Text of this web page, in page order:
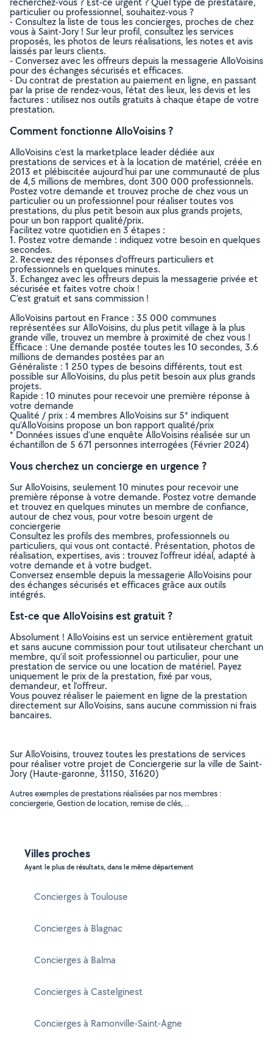
particulier ou professionnel, souhaitez-vous ?
- Consultez la liste de tous les concierges, proches de chez
vous à Saint-Jory ! Sur leur profil, consultez les services
proposés, les photos de leurs réalisations, les notes et avis
laissés par leurs clients.
- Conversez avec les offreurs depuis la messagerie AlloVoisins
pour des échanges sécurisés et efficaces.
- Du contrat de prestation au paiement en ligne, en passant
par la prise de rendez-vous, l’état des lieux, les devis et les
factures : utilisez nos outils gratuits à chaque étape de votre
prestation.
Comment fonctionne AlloVoisins ?
AlloVoisins c’est la marketplace leader dédiée aux
prestations de services et à la location de matériel, créée en
2013 et plébiscitée aujourd’hui par une communauté de plus
de 4,5 millions de membres, dont 300 000 professionnels.
Postez votre demande et trouvez proche de chez vous un
particulier ou un professionnel pour réaliser toutes vos
prestations, du plus petit besoin aux plus grands projets,
pour un bon rapport qualité/prix.
Facilitez votre quotidien en 3 étapes :
1. Postez votre demande : indiquez votre besoin en quelques
secondes.
2. Recevez des réponses d’offreurs particuliers et
professionnels en quelques minutes.
3. Echangez avec les offreurs depuis la messagerie privée et
sécurisée et faites votre choix !
C’est gratuit et sans commission !
AlloVoisins partout en France : 35 000 communes
représentées sur AlloVoisins, du plus petit village à la plus
grande ville, trouvez un membre à proximité de chez vous !
Efficace : Une demande postée toutes les 10 secondes, 3.6
millions de demandes postées par an
Généraliste : 1 250 types de besoins différents, tout est
possible sur AlloVoisins, du plus petit besoin aux plus grands
projets.
Rapide : 10 minutes pour recevoir une première réponse à
votre demande
Qualité / prix : 4 membres AlloVoisins sur 5* indiquent
qu’AlloVoisins propose un bon rapport qualité/prix
* Données issues d’une enquête AlloVoisins réalisée sur un
échantillon de 5 671 personnes interrogées (Février 2024)
Vous cherchez un concierge en urgence ?
Sur AlloVoisins, seulement 10 minutes pour recevoir une
première réponse à votre demande. Postez votre demande
et trouvez en quelques minutes un membre de confiance,
autour de chez vous, pour votre besoin urgent de
conciergerie
Consultez les profils des membres, professionnels ou
particuliers, qui vous ont contacté. Présentation, photos de
réalisation, expertises, avis : trouvez l'offreur idéal, adapté à
votre demande et à votre budget.
Conversez ensemble depuis la messagerie AlloVoisins pour
des échanges sécurisés et efficaces grâce aux outils
intégrés.
Est-ce que AlloVoisins est gratuit ?
Absolument ! AlloVoisins est un service entièrement gratuit
et sans aucune commission pour tout utilisateur cherchant un
membre, qu’il soit professionnel ou particulier, pour une
prestation de service ou une location de matériel. Payez
uniquement le prix de la prestation, fixé par vous,
demandeur, et l’offreur.
Vous pouvez réaliser le paiement en ligne de la prestation
directement sur AlloVoisins, sans aucune commission ni frais
bancaires.
Sur AlloVoisins, trouvez toutes les prestations de services
pour réaliser votre projet de Conciergerie sur la ville de Saint-
Jory (Haute-garonne, 31150, 31620)
Autres exemples de prestations réalisées par nos membres :
conciergerie, Gestion de location, remise de clés, ..
Villes proches
Ayant le plus de résultats, dans le même département
Concierges à Toulouse
Concierges à Blagnac
Concierges à Balma
Concierges à Castelginest
Concierges à Ramonville-Saint-Agne